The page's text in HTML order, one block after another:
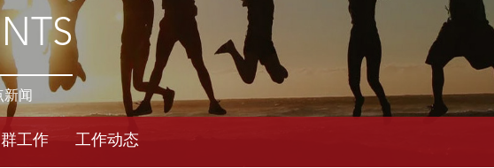
新闻
工作 工作动态